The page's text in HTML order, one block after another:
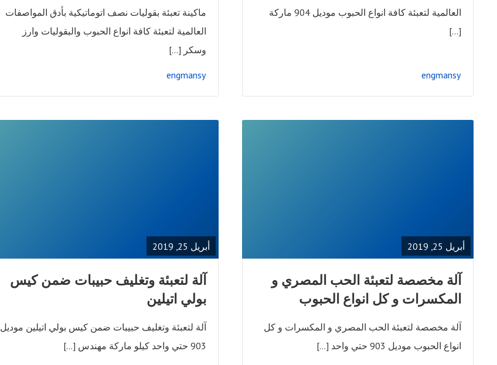
العالمية لتعبئة كافة انواع الحبوب موديل 904 ماركة
[…]
engmansy
ماكينة تعبئة بقوليات نصف اتوماتيكية بأدق المواصفات
العالمية لتعبئة كافة انواع الحبوب والبقوليات وارز
وسكر […]
engmansy
أبريل 25, 2019
‫آلة مخصصة لتعبئة الحب المصري و
المكسرات و كل انواع الحبوب
آلة مخصصة لتعبئة الحب المصري و المكسرات و كل
انواع الحبوب موديل 903 حتي واحد […]
أبريل 25, 2019
‫آلة لتعبئة وتغليف حبيبات ضمن كيس
بولي اتيلين
آلة لتعبئة وتغليف حبيبات ضمن كيس بولي اتيلين موديل
903 حتي واحد كيلو ماركة مهندس […]